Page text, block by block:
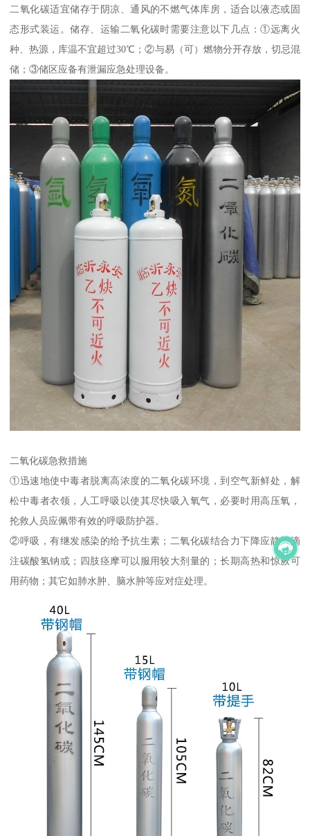
二氧化碳适宜储存于阴凉、通风的不燃气体库房，适合以液态或固
态形式装运。储存、运输二氧化碳时需要注意以下几点：①远离火
种、热源，库温不宜超过30℃；②与易（可）燃物分开存放，切忌混
储；③储区应备有泄漏应急处理设备。
二氧化碳急救措施
①迅速地使中毒者脱离高浓度的二氧化碳环境，到空气新鲜处，解
松中毒者衣领，人工呼吸以使其尽快吸入氧气，必要时用高压氧，
抡救人员应佩带有效的呼吸防护器。
②呼吸，有继发感染的给予抗生素；二氧化碳结合力下降应静脉滴
注碳酸氢钠或；四肢痉摩可以服用较大剂量的；长期高热和惊厥可
用药物；其它如肺水肿、脑水肿等应对症处理。